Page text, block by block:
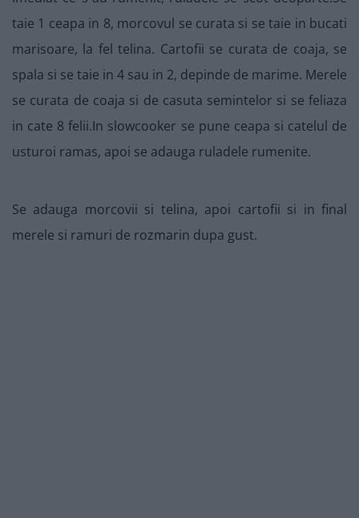
taie 1 ceapa in 8, morcovul se curata si se taie in bucati
marisoare, la fel telina. Cartofii se curata de coaja, se
spala si se taie in 4 sau in 2, depinde de marime. Merele
se curata de coaja si de casuta semintelor si se feliaza
in cate 8 felii.In slowcooker se pune ceapa si catelul de
usturoi ramas, apoi se adauga ruladele rumenite.
Se adauga morcovii si telina, apoi cartofii si in final
merele si ramuri de rozmarin dupa gust.